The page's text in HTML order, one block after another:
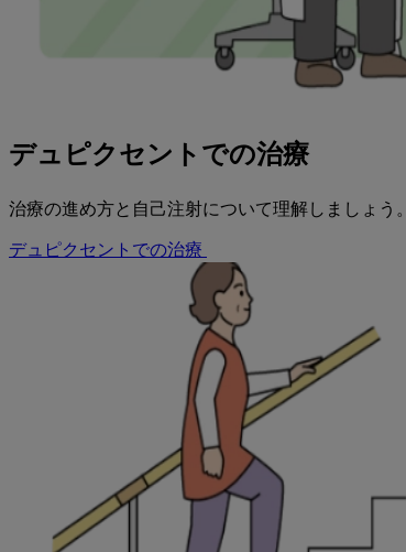
デュピクセントでの治療
治療の進め方と自己注射について理解しましょう。
デュピクセントでの治療